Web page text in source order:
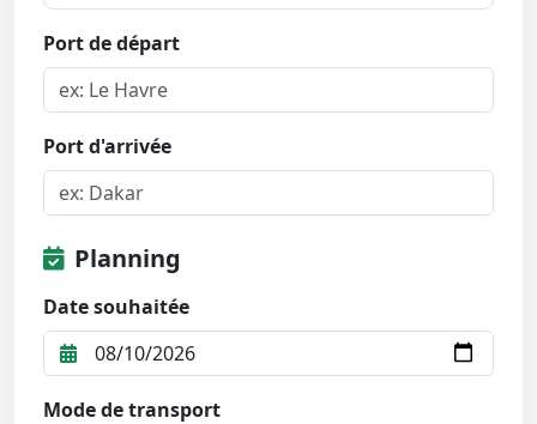
Port de départ
Port d'arrivée
Planning
Date souhaitée
Mode de transport